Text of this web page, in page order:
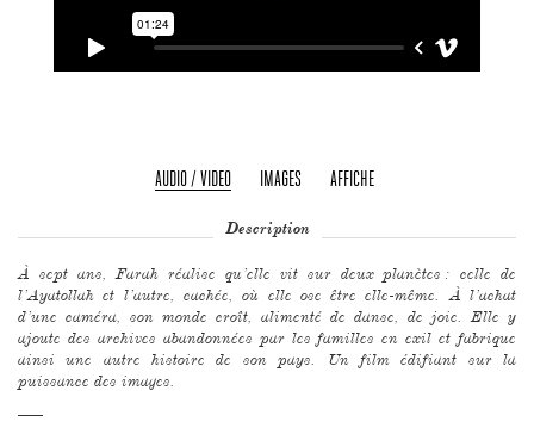
AUDIO / VIDEO IMAGES AFFICHE
Description
À sept ans, Farah réalise qu’elle vit sur deux planètes : celle de
l’Ayatollah et l’autre, cachée, où elle ose être elle-même. À l’achat
d’une caméra, son monde croît, alimenté de danse, de joie. Elle y
ajoute des archives abandonnées par les familles en exil et fabrique
ainsi une autre histoire de son pays. Un film édifiant sur la
puissance des images.
–––